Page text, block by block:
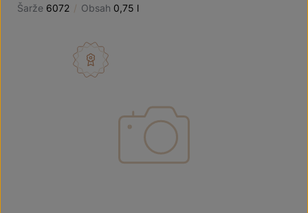
Šarže 6072 / Obsah 0,75 l